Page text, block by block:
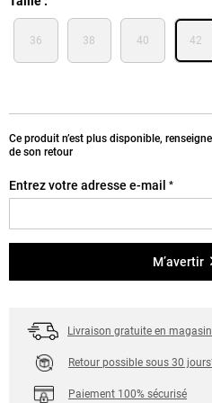
36 38 40 42
Ce produit n’est plus disponible,
de son retour
Entrez votre adresse e-mail *
M’avertir
Livraison gratuite en magasin
Retour possible sous 30
Paiement 100% sécurisé